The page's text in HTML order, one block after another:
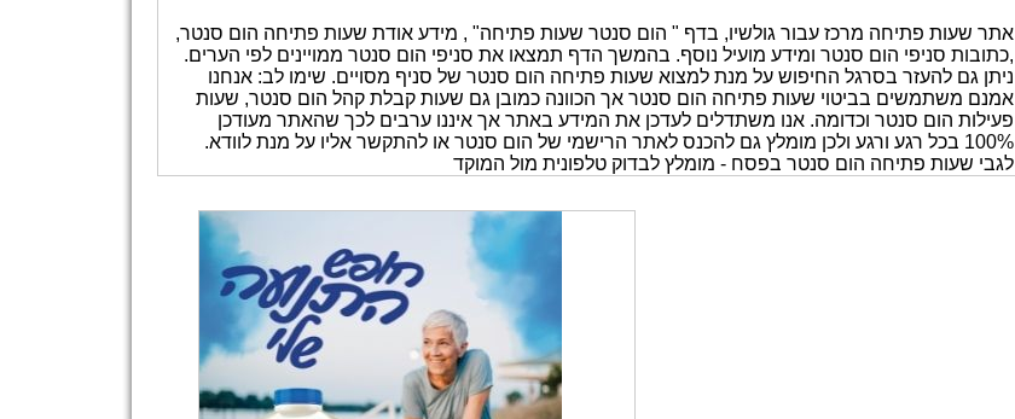
אתר שעות פתיחה מרכז עבור גולשיו, בדף " הום סנטר שעות פתיחה" , מידע אודת שעות פתיחה הום סנטר,
,כתובות סניפי הום סנטר ומידע מועיל נוסף. בהמשך הדף תמצאו את סניפי הום סנטר ממויינים לפי הערים.
ניתן גם להעזר בסרגל החיפוש על מנת למצוא שעות פתיחה הום סנטר של סניף מסויים. שימו לב: אנחנו
אמנם משתמשים בביטוי שעות פתיחה הום סנטר אך הכוונה כמובן גם שעות קבלת קהל הום סנטר, שעות
פעילות הום סנטר וכדומה. אנו משתדלים לעדכן את המידע באתר אך איננו ערבים לכך שהאתר מעודכן
100% בכל רגע ורגע ולכן מומלץ גם להכנס לאתר הרישמי של הום סנטר או להתקשר אליו על מנת לוודא.
לגבי שעות פתיחה הום סנטר בפסח - מומלץ לבדוק טלפונית מול המוקד